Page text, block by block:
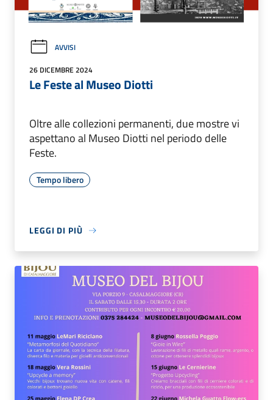
AVVISI
26 DICEMBRE 2024
Le Feste al Museo Diotti
Oltre alle collezioni permanenti, due mostre vi
aspettano al Museo Diotti nel periodo delle
Feste.
Tempo libero
LEGGI DI PIÙ